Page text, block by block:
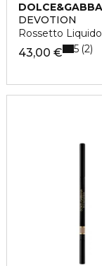
DEVOTION
Rossetto
43,00 € 5 2